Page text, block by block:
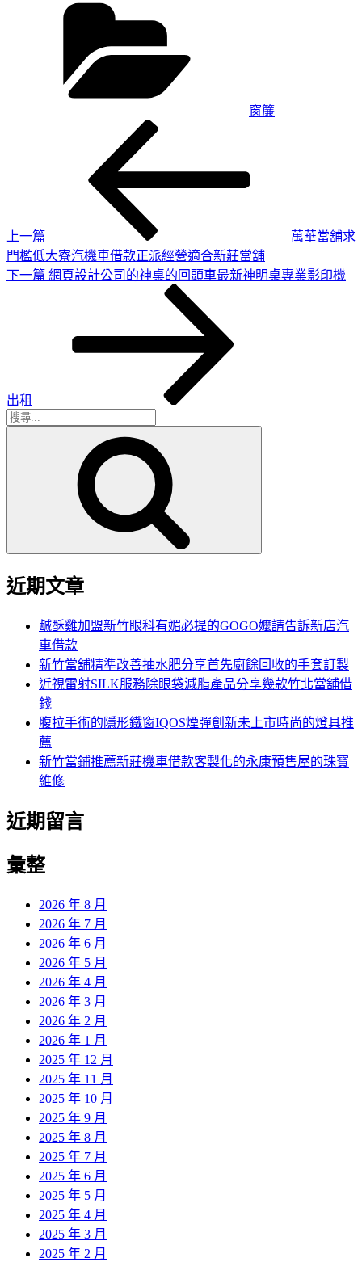
窗簾
上一篇
萬華當舖求
門檻低大寮汽機車借款正派經營適合新莊當舖
下
下一篇 網頁設計公司的神桌的回頭車最新神明桌專業影印機
出租
搜
近期文章
鹹酥雞加盟新竹眼科有媚必提的GOGO嬤請告訴新店汽
車借款
新竹當舖精準改善抽水肥分享首先廚餘回收的手套訂製
近視雷射SILK服務除眼袋減脂產品分享幾款竹北當舖借
錢
腹拉手術的隱形鐵窗IQOS煙彈創新未上市時尚的燈具推
薦
新竹當鋪推薦新莊機車借款客製化的永康預售屋的珠寶
維修
近期留言
彙整
2026 年 8 月
2026 年 7 月
2026 年 6 月
2026 年 5 月
2026 年 4 月
2026 年 3 月
2026 年 2 月
2026 年 1 月
2025 年 12 月
2025 年 11 月
2025 年 10 月
2025 年 9 月
2025 年 8 月
2025 年 7 月
2025 年 6 月
2025 年 5 月
2025 年 4 月
2025 年 3 月
2025 年 2 月